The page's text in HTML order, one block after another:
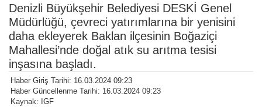
Denizli Büyükşehir Belediyesi DESKİ Genel
Müdürlüğü, çevreci yatırımlarına bir yenisini
daha ekleyerek Baklan ilçesinin Boğaziçi
Mahallesi’nde doğal atık su arıtma tesisi
inşasına başladı.
Haber Giriş Tarihi: 16.03.2024 09:23
Haber Güncellenme Tarihi: 16.03.2024 09:23
Kaynak: IGF